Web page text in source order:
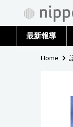
最新報導
Home